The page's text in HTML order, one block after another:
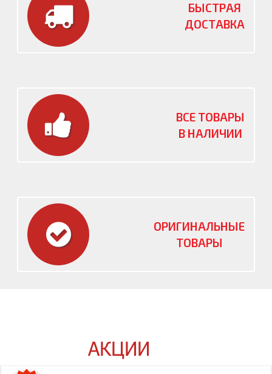
БЫСТРАЯ
ДОСТАВКА
ВСЕ ТОВАРЫ
В НАЛИЧИИ
ОРИГИНАЛЬНЫЕ
ТОВАРЫ
АКЦИИ